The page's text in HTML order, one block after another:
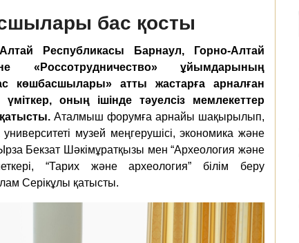
бас қосты
Республикасы Барнаул, Горно-Алтай
«Россотрудничество» ұйымдарының
көшбасшылары» атты жастарға арналған
оның ішінде тәуелсіз мемлекеттер
Аталмыш форумға арнайы шақырылып,
музей меңгерушісі, экономика және
Бекзат Шәкімұратқызы мен “Археология және
“Тарих және археология” білім беру
Серікұлы қатысты.